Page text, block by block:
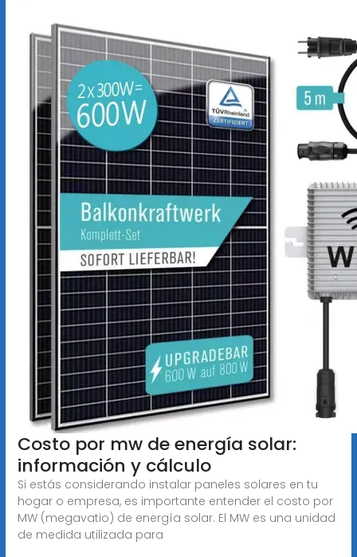
Costo por mw de energía solar:
información y cálculo
Si estás considerando instalar paneles solares en tu
hogar o empresa, es importante entender el costo por
MW (megavatio) de energía solar. El MW es una unidad
de medida utilizada para